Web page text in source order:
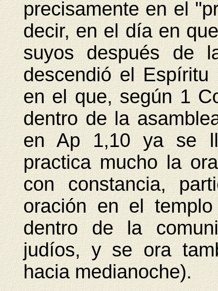
precisamente en el
decir, en el día en
suyos después de
descendió el
en el que, según 1
dentro de la
en Ap 1,10 ya se
practica mucho la
con constancia,
oración en el
dentro de la
judíos, y se ora
hacia medianoche).